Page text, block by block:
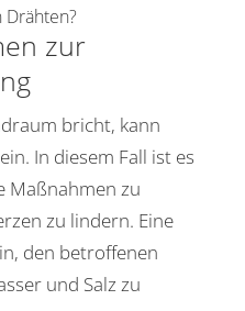
zur
bricht, kann
In diesem Fall ist es
Maßnahmen zu
zu lindern. Eine
den betrof­fenen
und Salz zu